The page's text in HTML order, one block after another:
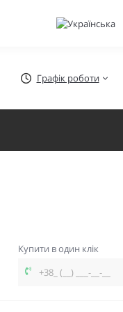
Графік роботи
Купити в один клік